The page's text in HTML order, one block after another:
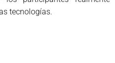
tecnologías.